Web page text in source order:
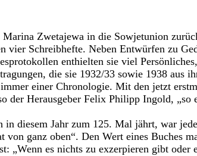
Zwetajewa in die Sowjetunion
vier Schreibhefte. Neben Entwürfen zu
enthielten sie viel
die sie 1932/33 sowie 1938 aus
einer Chronologie. Mit den jetzt
der Herausgeber Felix Philipp Ingold, „so
in diesem Jahr zum 125. Mal jährt, war
ganz oben“. Den Wert eines Buches
„Wenn es nichts zu exzerpieren gibt oder